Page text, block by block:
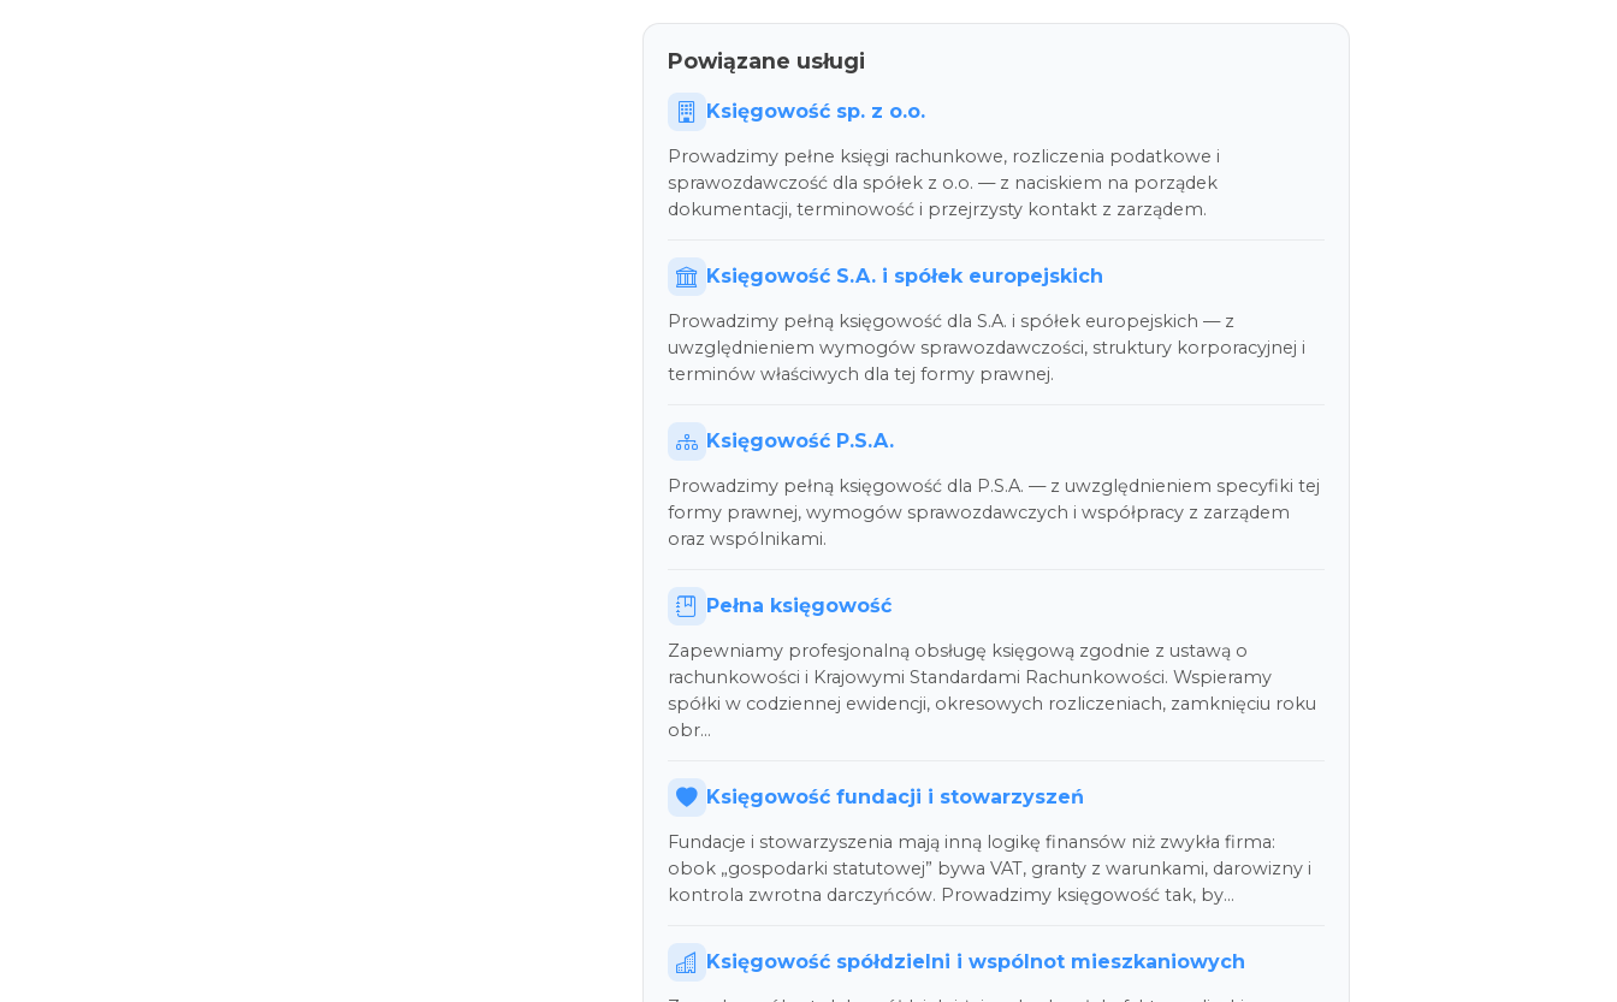
Powiązane usługi
Księgowość sp. z o.o.
Prowadzimy pełne księgi rachunkowe, rozliczenia podatkowe i
sprawozdawczość dla spółek z o.o. — z naciskiem na porządek
dokumentacji, terminowość i przejrzysty kontakt z zarządem.
Księgowość S.A. i spółek europejskich
Prowadzimy pełną księgowość dla S.A. i spółek europejskich — z
uwzględnieniem wymogów sprawozdawczości, struktury korporacyjnej i
terminów właściwych dla tej formy prawnej.
Księgowość P.S.A.
Prowadzimy pełną księgowość dla P.S.A. — z uwzględnieniem specyfiki tej
formy prawnej, wymogów sprawozdawczych i współpracy z zarządem
oraz wspólnikami.
Pełna księgowość
Zapewniamy profesjonalną obsługę księgową zgodnie z ustawą o
rachunkowości i Krajowymi Standardami Rachunkowości. Wspieramy
spółki w codziennej ewidencji, okresowych rozliczeniach, zamknięciu roku
obr…
Księgowość fundacji i stowarzyszeń
Fundacje i stowarzyszenia mają inną logikę finansów niż zwykła firma:
obok „gospodarki statutowej” bywa VAT, granty z warunkami, darowizny i
kontrola zwrotna darczyńców. Prowadzimy księgowość tak, by…
Księgowość spółdzielni i wspólnot mieszkaniowych